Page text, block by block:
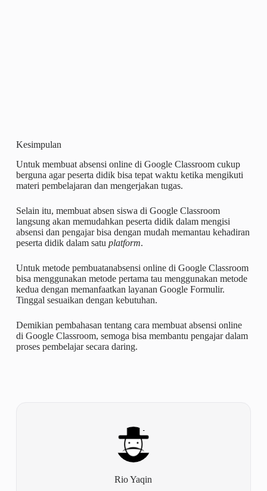
Kesimpulan
Untuk membuat absensi online di Google Classroom cukup
berguna agar peserta didik bisa tepat waktu ketika mengikuti
materi pembelajaran dan mengerjakan tugas.
Selain itu, membuat absen siswa di Google Classroom
langsung akan memudahkan peserta didik dalam mengisi
absensi dan pengajar bisa dengan mudah memantau kehadiran
peserta didik dalam satu platform.
Untuk metode pembuatanabsensi online di Google Classroom
bisa menggunakan metode pertama tau menggunakan metode
kedua dengan memanfaatkan layanan Google Formulir.
Tinggal sesuaikan dengan kebutuhan.
Demikian pembahasan tentang cara membuat absensi online
di Google Classroom, semoga bisa membantu pengajar dalam
proses pembelajar secara daring.
Rio Yaqin